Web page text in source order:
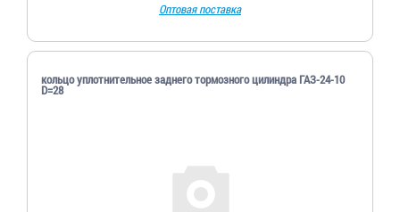
Оптовая поставка
кольцо уплотнительное заднего тормозного цилиндра ГАЗ-24-10
D=28